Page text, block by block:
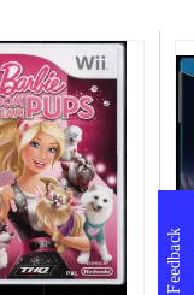
Feedback